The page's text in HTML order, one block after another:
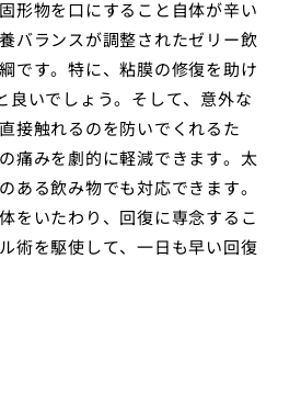
形物を口にすること自体が辛い
バランスが調整されたゼリー飲
です。特に、粘膜の修復を助け
良いでしょう。そして、意外な
接触れるのを防いでくれるた
痛みを劇的に軽減できます。太
ある飲み物でも対応できます。
をいたわり、回復に専念するこ
術を駆使して、一日も早い回復